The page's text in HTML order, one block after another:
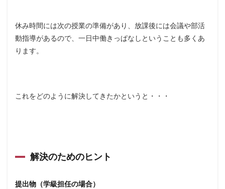
休み時間には次の授業の準備があり、放課後には会議や部活
動指導があるので、一日中働きっぱなしということも多くあ
ります。
これをどのように解決してきたかというと・・・
解決のためのヒント
提出物（学級担任の場合）